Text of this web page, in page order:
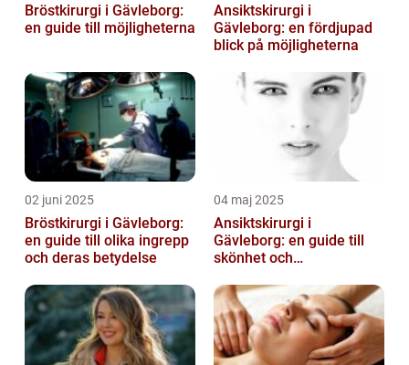
Bröstkirurgi i Gävleborg:
en guide till möjligheterna
Ansiktskirurgi i
Gävleborg: en fördjupad
blick på möjligheterna
02 juni 2025
Bröstkirurgi i Gävleborg:
en guide till olika ingrepp
och deras betydelse
04 maj 2025
Ansiktskirurgi i
Gävleborg: en guide till
skönhet och